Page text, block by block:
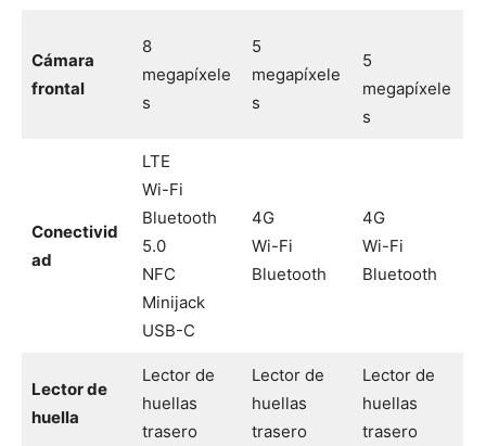
Cámara
frontal
8
megapíxele
s
5
megapíxele
s
5
megapíxele
s
Conectivid
ad
LTE
Wi-Fi
Bluetooth
5.0
NFC
Minijack
USB-C
4G
Wi-Fi
Bluetooth
4G
Wi-Fi
Bluetooth
Lector de
huella
Lector de
huellas
trasero
Lector de
huellas
trasero
Lector de
huellas
trasero